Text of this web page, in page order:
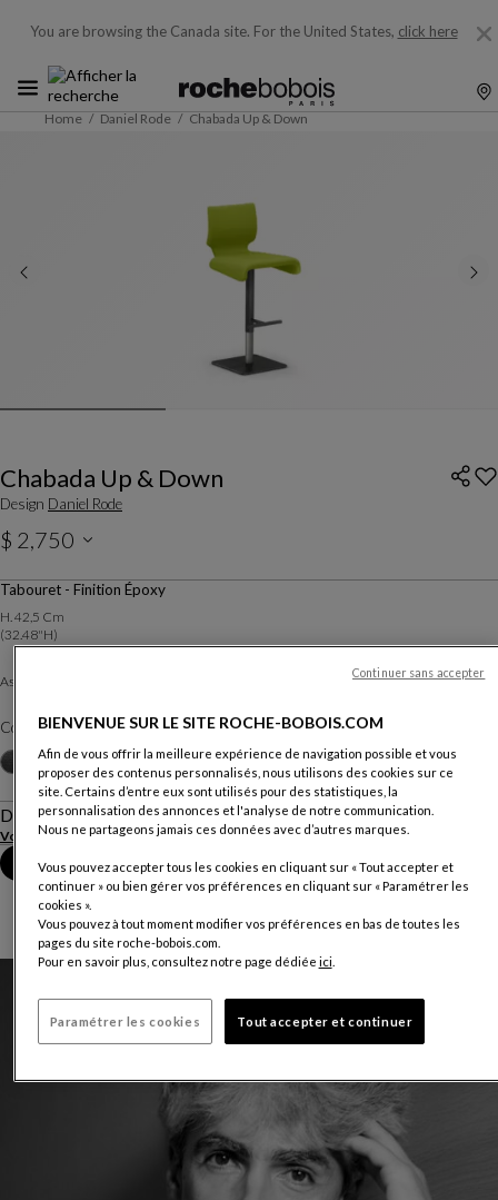
You are browsing the Canada site. For the United States, click here
Home Daniel Rode Chabada Up & Down
Chabada Up & Down
Design Daniel Rode
$ 2,750
Prix hors livraison, valable au Canada.
Tabouret - Finition Époxy
H. 42,5 Cm
(32.48"h)
Assise : Autres revêtements
Coloris :Kiwi
+10
Autres coloris
Description
Voir plus Télécharger la fiche technique
Prendre rendez-vous en magasin
BIENVENUE SUR LE SITE ROCHE-BOBOIS.COM
Afin de vous offrir la meilleure expérience de navigation possible et vous
proposer des contenus personnalisés, nous utilisons des cookies sur ce
site. Certains d’entre eux sont utilisés pour des statistiques, la
personnalisation des annonces et l'analyse de notre communication.
Nous ne partageons jamais ces données avec d’autres marques.
Vous pouvez accepter tous les cookies en cliquant sur « Tout accepter et
continuer » ou bien gérer vos préférences en cliquant sur « Paramétrer les
cookies ».
Vous pouvez à tout moment modifier vos préférences en bas de toutes les
pages du site roche-bobois.com.
Pour en savoir plus, consultez notre page dédiée ici.
Paramétrer les cookies Tout accepter et continuer
Continuer sans accepter